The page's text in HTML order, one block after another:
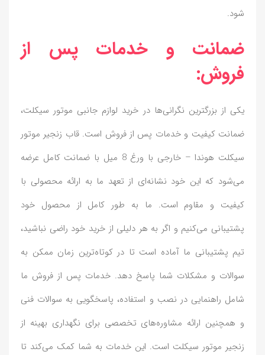
شود.
ضمانت و خدمات پس از
فروش:
یکی از بزرگترین نگرانی‌ها در خرید لوازم جانبی موتور سیکلت،
ضمانت کیفیت و خدمات پس از فروش است. قاب زنجیر موتور
سیکلت هوندا – خارجی با ورغ 8 میل با ضمانت کامل عرضه
می‌شود که این خود نشانه‌ای از تعهد ما به ارائه محصولی با
کیفیت و مقاوم است. ما به طور کامل از محصول خود
پشتیبانی می‌کنیم و اگر به هر دلیلی از خرید خود راضی نباشید،
تیم پشتیبانی ما آماده است تا در کوتاه‌ترین زمان ممکن به
سوالات و مشکلات شما پاسخ دهد. خدمات پس از فروش ما
شامل راهنمایی در نصب و استفاده، پاسخگویی به سوالات فنی
و همچنین ارائه مشاوره‌های تخصصی برای نگهداری بهینه از
زنجیر موتور سیکلت است. این خدمات به شما کمک می‌کند تا